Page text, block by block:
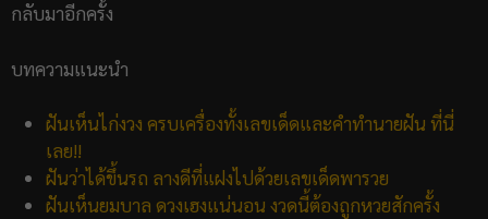
กลับมาอีกครั้ง
บทความแนะนำ
ฝันเห็นไก่งวง ครบเครื่องทั้งเลขเด็ดและคำทำนายฝัน ที่นี่
เลย!!
ฝันว่าได้ขึ้นรถ ลางดีที่แฝงไปด้วยเลขเด็ดพารวย
ฝันเห็นยมบาล ดวงเฮงแน่นอน งวดนี้ต้องถูกหวยสักครั้ง